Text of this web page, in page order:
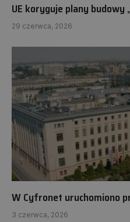
UE koryguje plany budowy
29 czerwca, 2026
W Cyfronet uruchomiono
3 czerwca, 2026